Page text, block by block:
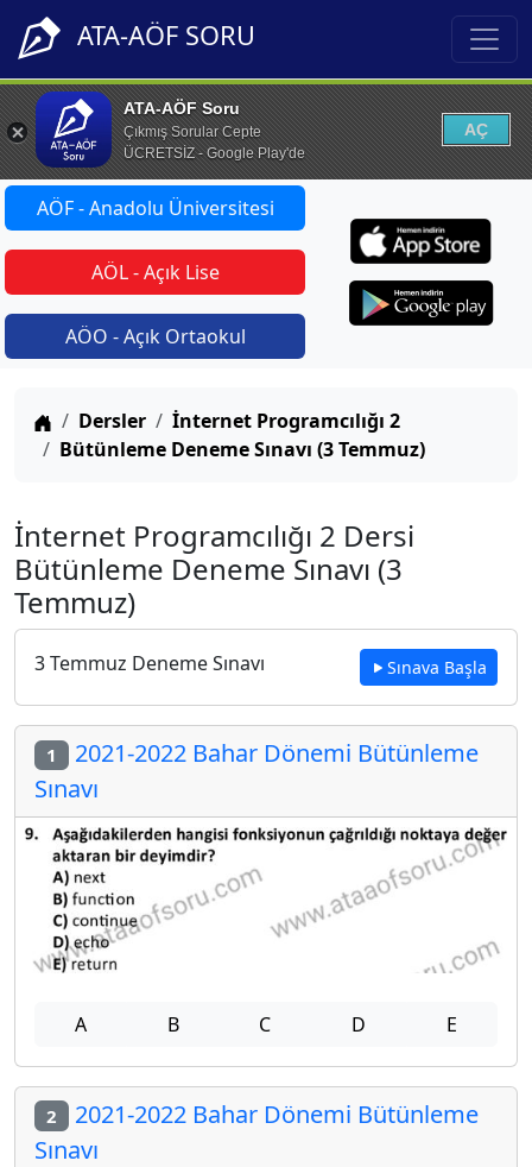
ATA-AÖF SORU
ATA-AÖF Soru
Çıkmış Sorular Cepte
ÜCRETSİZ - Google Play'de
AÇ
AÖF - Anadolu Üniversitesi
AÖL - Açık Lise
AÖO - Açık Ortaokul
Anasayfa
Dersler
İnternet Programcılığı 2
Bütünleme Deneme Sınavı (3 Temmuz)
İnternet Programcılığı 2 Dersi
Bütünleme Deneme Sınavı (3
Temmuz)
3 Temmuz Deneme Sınavı Sınava Başla
1 2021-2022 Bahar Dönemi Bütünleme
Sınavı
A B C D E
2 2021-2022 Bahar Dönemi Bütünleme
Sınavı